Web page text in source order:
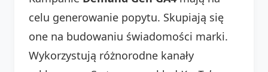
celu generowanie popytu. Skupiają się
one na budowaniu świadomości marki.
Wykorzystują różnorodne kanały